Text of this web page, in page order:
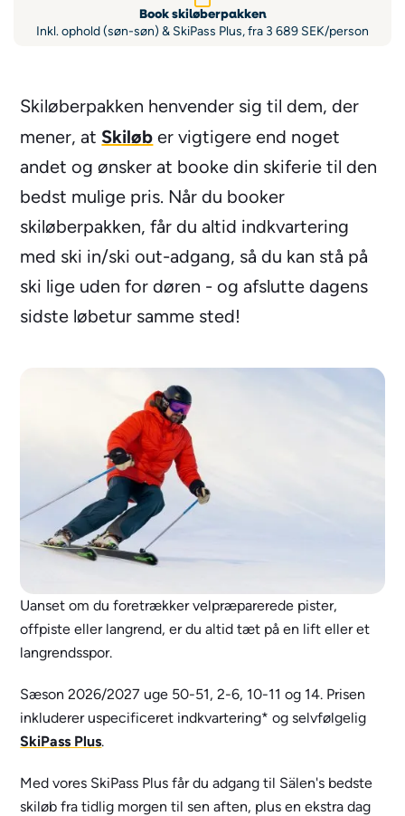
Book skiløberpakken
Inkl. ophold (søn-søn) & SkiPass Plus, fra 3 689 SEK/person
Skiløberpakken henvender sig til dem, der
mener, at Skiløb er vigtigere end noget
andet og ønsker at booke din skiferie til den
bedst mulige pris. Når du booker
skiløberpakken, får du altid indkvartering
med ski in/ski out-adgang, så du kan stå på
ski lige uden for døren - og afslutte dagens
sidste løbetur samme sted!
Uanset om du foretrækker velpræparerede pister,
offpiste eller langrend, er du altid tæt på en lift eller et
langrendsspor.
Sæson 2026/2027 uge 50-51, 2-6, 10-11 og 14. Prisen
inkluderer uspecificeret indkvartering* og selvfølgelig
SkiPass Plus.
Med vores SkiPass Plus får du adgang til Sälen's bedste
skiløb fra tidlig morgen til sen aften, plus en ekstra dag